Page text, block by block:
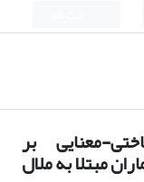
معنایی بر
مبتلا به ملال